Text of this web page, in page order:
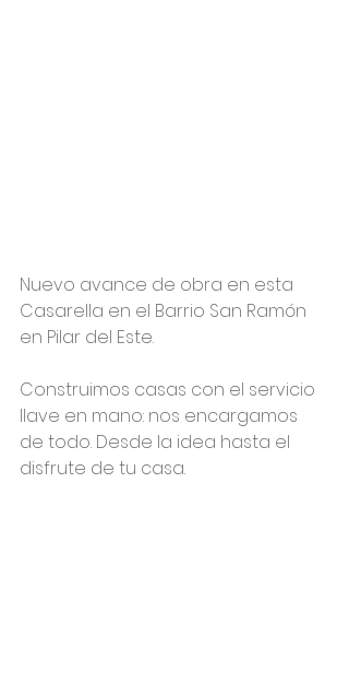
Nuevo avance de obra en esta
Casarella en el Barrio San Ramón
en Pilar del Este.
Construimos casas con el servicio
llave en mano: nos encargamos
de todo. Desde la idea hasta el
disfrute de tu casa.